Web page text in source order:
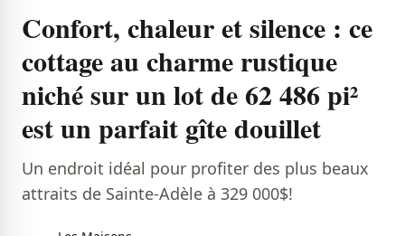
Confort, chaleur et silence : ce
cottage au charme rustique
niché sur un lot de 62 486 pi²
est un parfait gîte douillet
Un endroit idéal pour profiter des plus beaux
attraits de Sainte-Adèle à 329 000$!